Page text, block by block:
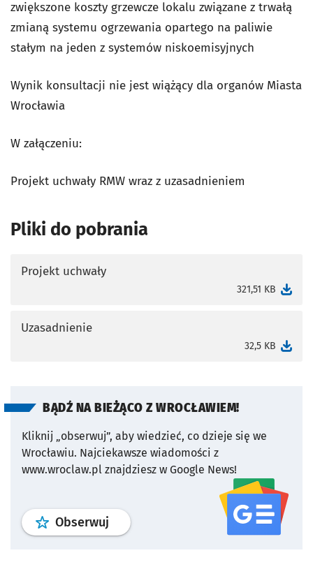
zwiększone koszty grzewcze lokalu związane z trwałą
zmianą systemu ogrzewania opartego na paliwie
stałym na jeden z systemów niskoemisyjnych
Wynik konsultacji nie jest wiążący dla organów Miasta
Wrocławia
W załączeniu:
Projekt uchwały RMW wraz z uzasadnieniem
Pliki do pobrania
Projekt uchwały
321,51 KB
Uzasadnienie
32,5 KB
BĄDŹ NA BIEŻĄCO Z WROCŁAWIEM!
Kliknij „obserwuj”, aby wiedzieć, co dzieje się we
Wrocławiu. Najciekawsze wiadomości z
www.wroclaw.pl znajdziesz w Google News!
Obserwuj profil serwisu